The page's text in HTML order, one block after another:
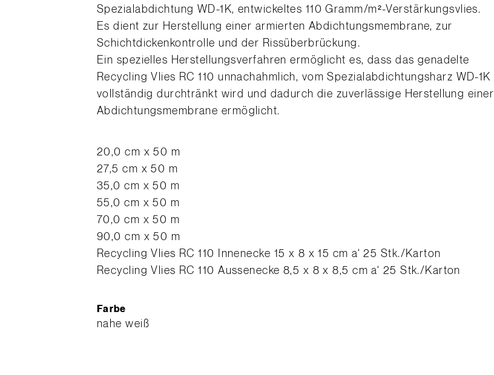
Spezialabdichtung WD-1K, entwickeltes 110 Gramm/m²-Verstärkungsvlies.
Es dient zur Herstellung einer armierten Abdichtungsmembrane, zur
Schichtdickenkontrolle und der Rissüberbrückung.
Ein spezielles Herstellungsverfahren ermöglicht es, dass das genadelte
Recycling Vlies RC 110 unnachahmlich, vom Spezialabdichtungsharz WD-1K
vollständig durchtränkt wird und dadurch die zuverlässige Herstellung einer
Abdichtungsmembrane ermöglicht.
20,0 cm x 50 m
27,5 cm x 50 m
35,0 cm x 50 m
55,0 cm x 50 m
70,0 cm x 50 m
90,0 cm x 50 m
Recycling Vlies RC 110 Innenecke 15 x 8 x 15 cm a‘ 25 Stk./Karton
Recycling Vlies RC 110 Aussenecke 8,5 x 8 x 8,5 cm a‘ 25 Stk./Karton
Farbe
nahe weiß